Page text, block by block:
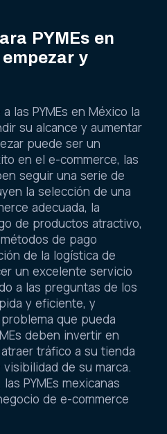
PYMEs en
y
las PYMEs en México la
su alcance y aumentar
puede ser un
en el e-commerce, las
seguir una serie de
la selección de una
adecuada, la
de productos atractivo,
de pago
de la logística de
un excelente servicio
a las preguntas de los
y eficiente, y
que pueda
deben invertir en
tráfico a su tienda
de su marca.
PYMEs mexicanas
de e-commerce